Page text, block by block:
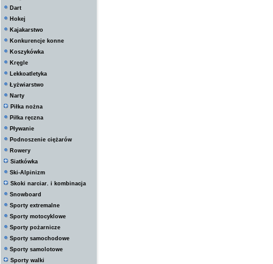
Dart
Hokej
Kajakarstwo
Konkurencje konne
Koszykówka
Kręgle
Lekkoatletyka
Łyżwiarstwo
Narty
Piłka nożna
Piłka ręczna
Pływanie
Podnoszenie ciężarów
Rowery
Siatkówka
Ski-Alpinizm
Skoki narciar. i kombinacja
Snowboard
Sporty extremalne
Sporty motocyklowe
Sporty pożarnicze
Sporty samochodowe
Sporty samolotowe
Sporty walki